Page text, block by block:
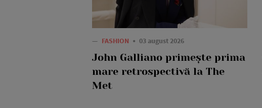
— FASHION 03 august 2026
John Galliano primește prima
mare retrospectivă la The
Met